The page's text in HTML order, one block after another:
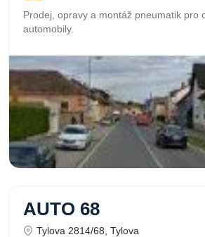
Prodej, opravy a montáž pneumatik pro
automobily.
AUTO 68
Tylova 2814/68, Tylova